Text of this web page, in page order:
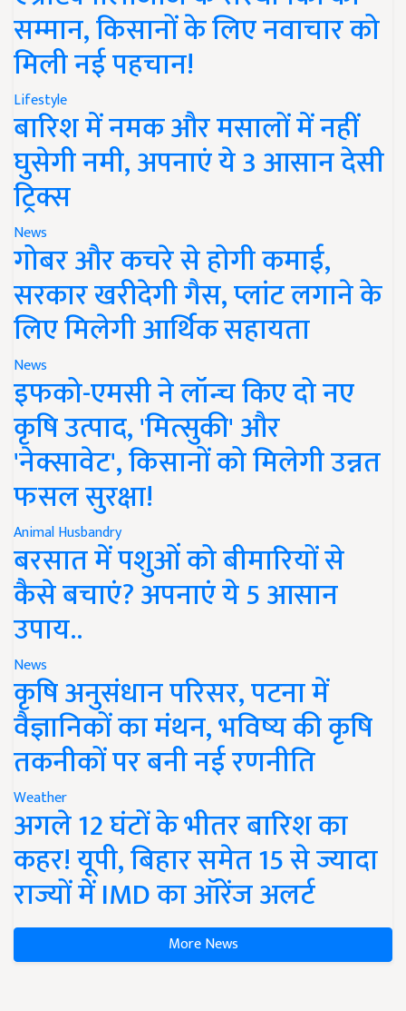
सम्मान, किसानों के लिए नवाचार को
मिली नई पहचान!
Lifestyle
बारिश में नमक और मसालों में नहीं
घुसेगी नमी, अपनाएं ये 3 आसान देसी
ट्रिक्स
News
गोबर और कचरे से होगी कमाई,
सरकार खरीदेगी गैस, प्लांट लगाने के
लिए मिलेगी आर्थिक सहायता
News
इफको-एमसी ने लॉन्च किए दो नए
कृषि उत्पाद, 'मित्सुकी' और
'नेक्सावेट', किसानों को मिलेगी उन्नत
फसल सुरक्षा!
Animal Husbandry
बरसात में पशुओं को बीमारियों से
कैसे बचाएं? अपनाएं ये 5 आसान
उपाय..
News
कृषि अनुसंधान परिसर, पटना में
वैज्ञानिकों का मंथन, भविष्य की कृषि
तकनीकों पर बनी नई रणनीति
Weather
अगले 12 घंटों के भीतर बारिश का
कहर! यूपी, बिहार समेत 15 से ज्यादा
राज्यों में IMD का ऑरेंज अलर्ट
More News